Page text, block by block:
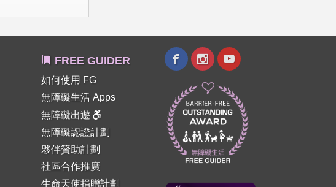
FREE GUIDER
如何使用 FG
無障礙生活 Apps
無障礙出遊
無障礙認證計劃
夥伴贊助計劃
社區合作推廣
生命天使捐贈計劃